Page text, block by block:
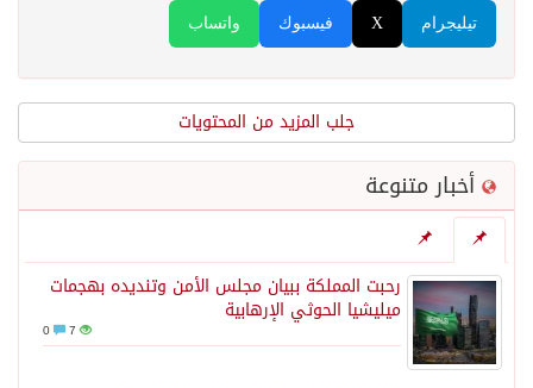
واتساب فيسبوك X تيليجرام
جلب المزيد من المحتويات
أخبار متنوعة
رحبت المملكة ببيان مجلس الأمن وتنديده بهجمات
ميليشيا الحوثي الإرهابية
7